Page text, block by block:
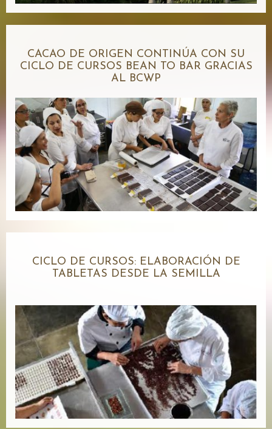
CACAO DE ORIGEN CONTINÚA CON SU
CICLO DE CURSOS BEAN TO BAR GRACIAS
AL BCWP
CICLO DE CURSOS: ELABORACIÓN DE
TABLETAS DESDE LA SEMILLA